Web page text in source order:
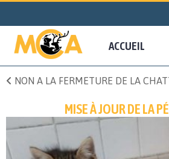
ACCUEIL
NON A LA FERMETURE DE LA
MISE À JOUR DE LA